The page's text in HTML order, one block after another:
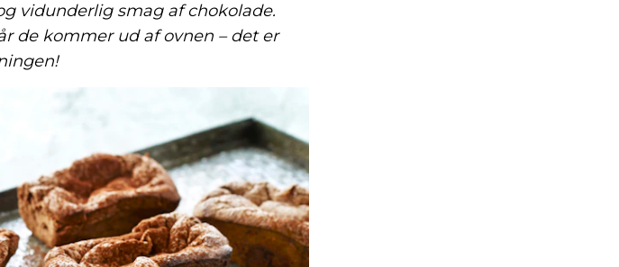
vidunderlig smag af chokolade.
de kommer ud af ovnen – det er